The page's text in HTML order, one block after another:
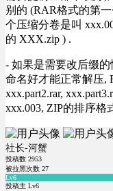
别的 (RAR格式的第
个压缩分卷是叫
的 XXX.zip ) .
- 如果是需要改后缀
命名好才能正常解压,
xxx.part2.rar,
xxx.003, ZIP的排序格
社长-河蟹
投稿数 2953
被拉黑次数 27
Lv6
投稿主 Lv6